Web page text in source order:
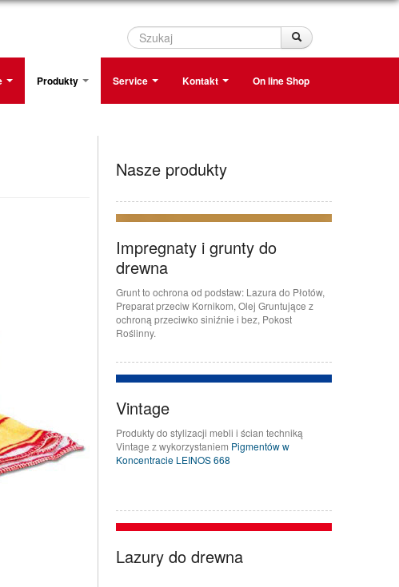
Szukaj Szukaj
Produkty Service Kontakt On line Shop
Nasze produkty
Impregnaty i grunty do
drewna
Grunt to ochrona od podstaw: Lazura do Płotów,
Preparat przeciw Kornikom, Olej Gruntujące z
ochroną przeciwko siniźnie i bez, Pokost
Roślinny.
Vintage
Produkty do stylizacji mebli i ścian techniką
Vintage z wykorzystaniem Pigmentów w
Koncentracie LEINOS 668
Lazury do drewna